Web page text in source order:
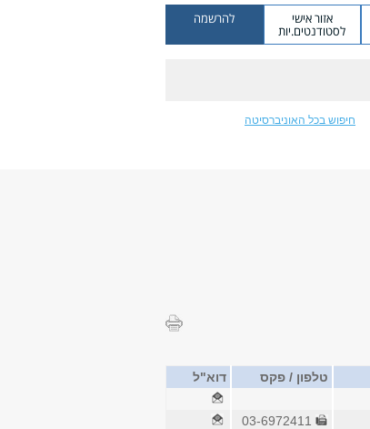
אזור אישי
לסטודנטים.יות
להרשמה
חיפוש בכל האוניברסיטה
טלפון / פקס
דוא"ל